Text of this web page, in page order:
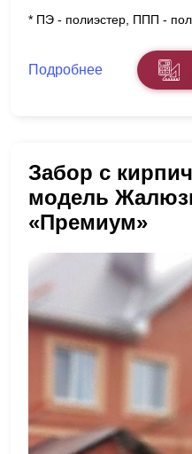
* ПЭ - полиэстер, ППП -
Подробнее
Забор с
модель
«Премиум»